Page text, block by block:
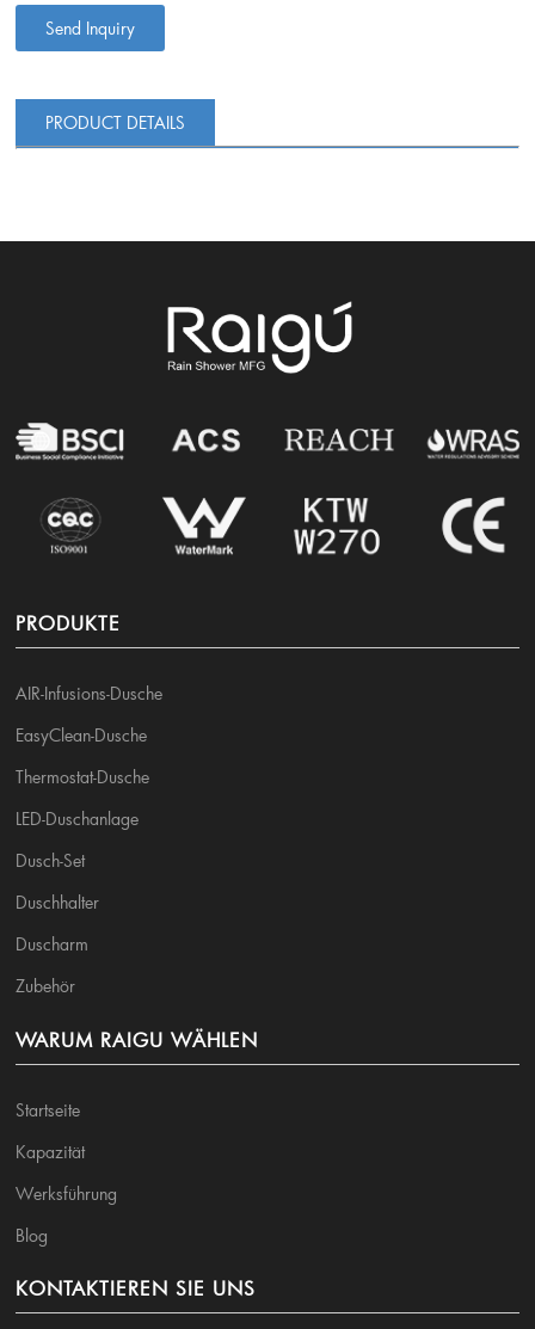
Send Inquiry
PRODUCT DETAILS
PRODUKTE
AIR-Infusions-Dusche
EasyClean-Dusche
Thermostat-Dusche
LED-Duschanlage
Dusch-Set
Duschhalter
Duscharm
Zubehör
WARUM RAIGU WÄHLEN
Startseite
Kapazität
Werksführung
Blog
KONTAKTIEREN SIE UNS